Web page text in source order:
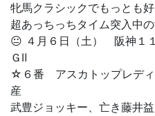
牝馬クラシックでもっとも
超あっちっちタイム突入中の
😐 ４月６日（土） 阪神１
ＧⅡ
☆６番 アスカトップレデ
産
武豊ジョッキー、亡き藤井